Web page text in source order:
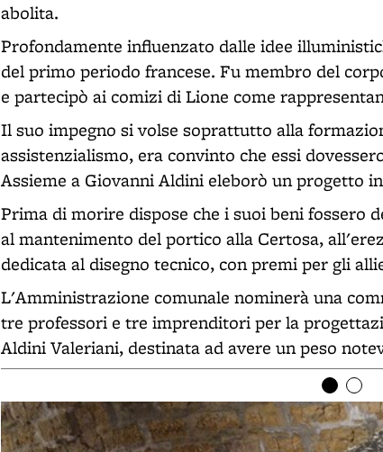
abolita.
Profondamente influenzato dalle idee
del primo periodo francese. Fu membro del
e partecipò ai comizi di Lione come
Il suo impegno si volse soprattutto alla
assistenzialismo, era convinto che essi
Assieme a Giovanni Aldini eleborò un progetto
Prima di morire dispose che i suoi beni fossero
al mantenimento del portico alla Certosa,
dedicata al disegno tecnico, con premi per gli
L'Amministrazione comunale nominerà una
tre professori e tre imprenditori per la
Aldini Valeriani, destinata ad avere un peso